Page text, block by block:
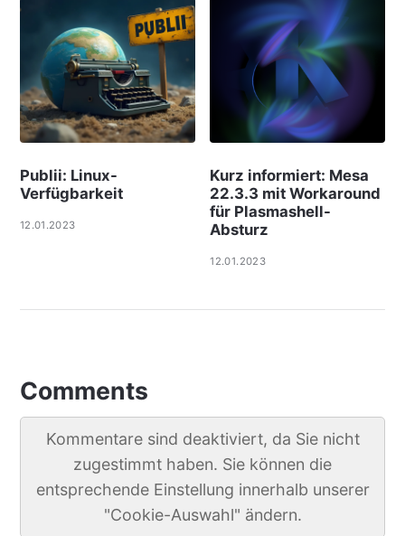
Publii: Linux-
Verfügbarkeit
12.01.2023
Kurz informiert: Mesa
22.3.3 mit Workaround
für Plasmashell-
Absturz
12.01.2023
Comments
Kommentare sind deaktiviert, da Sie nicht
zugestimmt haben. Sie können die
entsprechende Einstellung innerhalb unserer
"Cookie-Auswahl" ändern.